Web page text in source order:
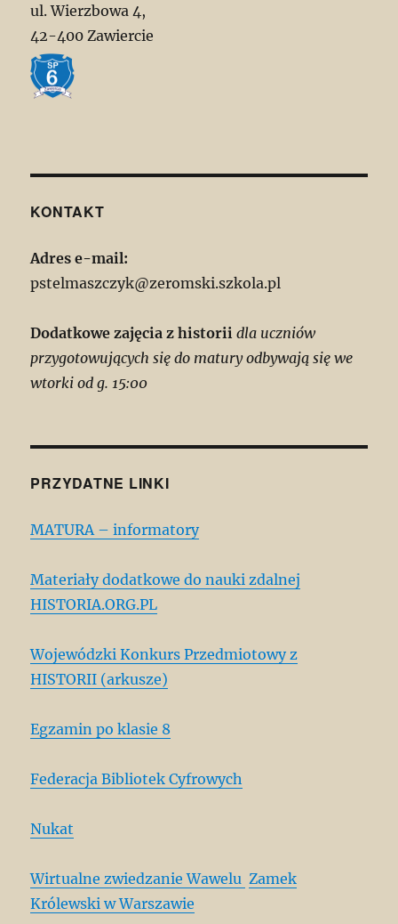
ul. Wierzbowa 4,
42-400 Zawiercie
KONTAKT
Adres e-mail:
pstelmaszczyk@zeromski.szkola.pl
Dodatkowe zajęcia z historii dla uczniów
przygotowujących się do matury odbywają się we
wtorki od g. 15:00
PRZYDATNE LINKI
MATURA – informatory
Materiały dodatkowe do nauki zdalnej
HISTORIA.ORG.PL
Wojewódzki Konkurs Przedmiotowy z
HISTORII (arkusze)
Egzamin po klasie 8
Federacja Bibliotek Cyfrowych
Nukat
Wirtualne zwiedzanie Wawelu Zamek
Królewski w Warszawie